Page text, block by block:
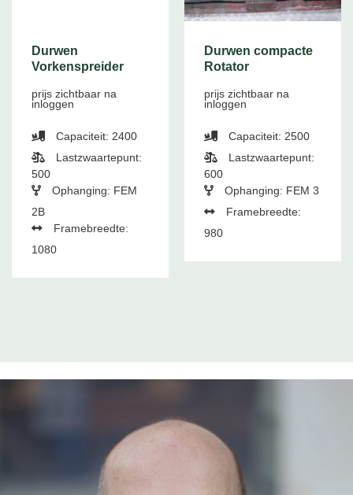
Durwen
Vorkenspreider
prijs zichtbaar na
inloggen
Capaciteit: 2400
Lastzwaartepunt:
500
Ophanging: FEM
2B
Framebreedte:
1080
Durwen compacte
Rotator
prijs zichtbaar na
inloggen
Capaciteit: 2500
Lastzwaartepunt:
600
Ophanging: FEM 3
Framebreedte:
980